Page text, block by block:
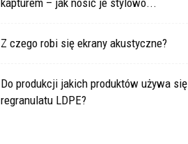
kapturem – jak nosić je stylowo...
Z czego robi się ekrany akustyczne?
Do produkcji jakich produktów używa się
regranulatu LDPE?